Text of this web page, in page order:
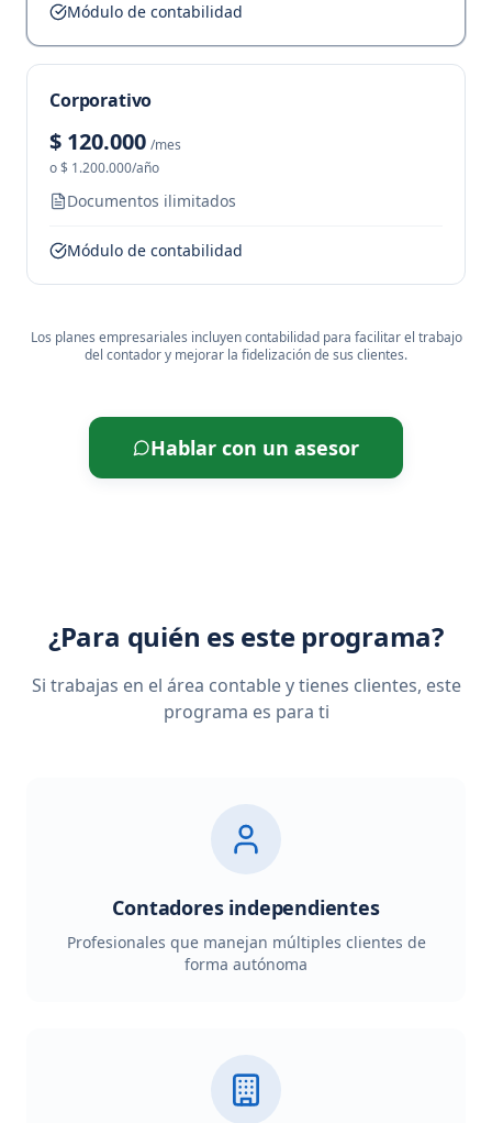
Módulo de contabilidad
Corporativo
$ 120.000 /mes
o$ 1.200.000/año
Documentos ilimitados
Módulo de contabilidad
Los planes empresariales incluyen contabilidad para facilitar el trabajo
del contador y mejorar la fidelización de sus clientes.
Hablar con un asesor
¿Para quién es este programa?
Si trabajas en el área contable y tienes clientes, este
programa es para ti
Contadores independientes
Profesionales que manejan múltiples clientes de
forma autónoma